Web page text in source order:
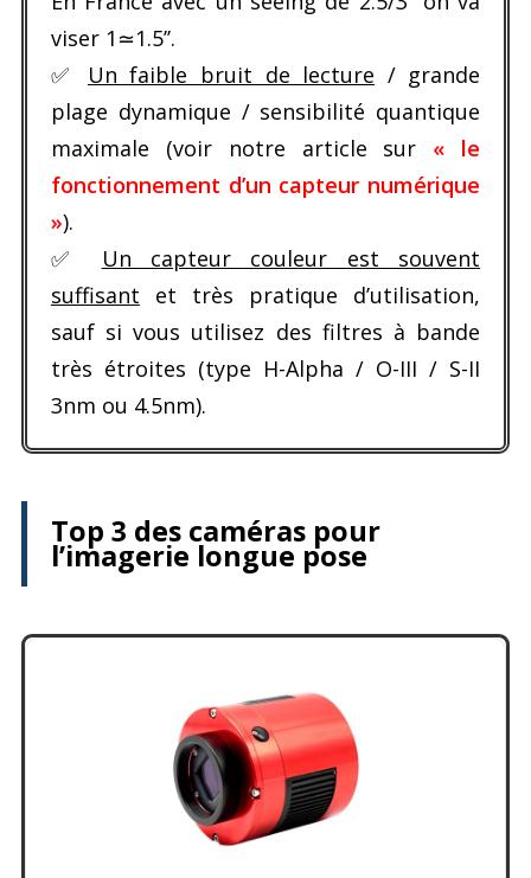
viser 1≃1.5’’.
✅ Un faible bruit de lecture / grande
plage dynamique / sensibilité quantique
maximale (voir notre article sur « le
fonctionnement d’un capteur numérique
»).
✅ Un capteur couleur est souvent
suffisant et très pratique d’utilisation,
sauf si vous utilisez des filtres à bande
très étroites (type H-Alpha / O-III / S-II
3nm ou 4.5nm).
Top 3 des caméras pour
l’imagerie longue pose